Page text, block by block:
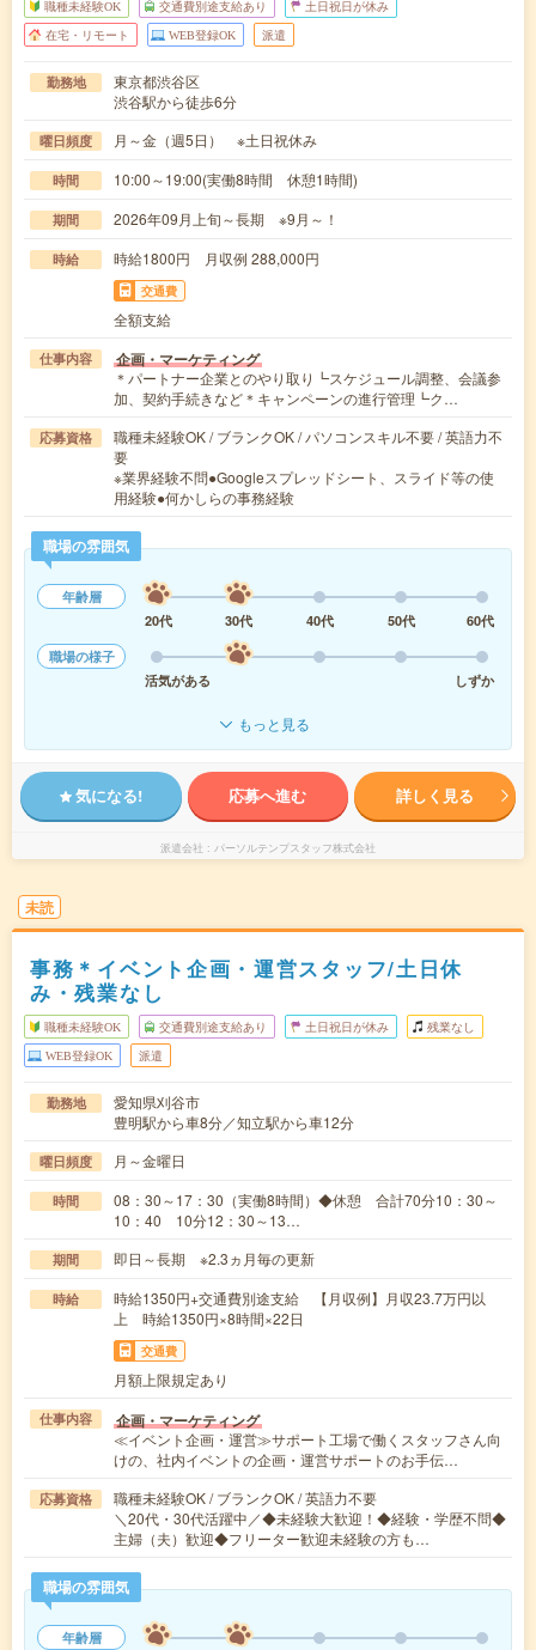
職種未経験OK 交通費別途支給あり 土日祝日が休み
在宅・リモート WEB登録OK 派遣
勤務地
東京都渋谷区
渋谷駅から徒歩6分
曜日頻度 月～金（週5日） ※土日祝休み
時間 10:00～19:00(実働8時間 休憩1時間)
期間 2026年09月上旬～長期 ※9月～！
時給 時給1800円 月収例 288,000円
交通費
全額支給
仕事内容 企画・マーケティング
＊パートナー企業とのやり取り┗スケジュール調整、会議参
加、契約手続きなど＊キャンペーンの進行管理┗ク…
応募資格
職種未経験OK / ブランクOK / パソコンスキル不要 / 英語力不
要
※業界経験不問●Googleスプレッドシート、スライド等の使
用経験●何かしらの事務経験
職場の雰囲気
年齢層
20代
30代 40代 50代
60代
職場の様子
活気がある
しずか
もっと見る
気になる! 応募へ進む 詳しく見る
派遣会社 パーソルテンプスタッフ株式会社
未読
事務＊イベント企画・運営スタッフ/土日休
み・残業なし
職種未経験OK 交通費別途支給あり 土日祝日が休み 残業なし
WEB登録OK 派遣
勤務地
愛知県刈谷市
豊明駅から車8分／知立駅から車12分
曜日頻度 月～金曜日
時間
08：30～17：30（実働8時間）◆休憩 合計70分10：30～
10：40 10分12：30～13…
期間 即日～長期 ※2.3ヵ月毎の更新
時給
時給1350円+交通費別途支給 【月収例】月収23.7万円以
上 時給1350円×8時間×22日
交通費
月額上限規定あり
仕事内容 企画・マーケティング
≪イベント企画・運営≫サポート工場で働くスタッフさん向
けの、社内イベントの企画・運営サポートのお手伝…
応募資格
職種未経験OK / ブランクOK / 英語力不要
＼20代・30代活躍中／◆未経験大歓迎！◆経験・学歴不問◆
主婦（夫）歓迎◆フリーター歓迎未経験の方も…
職場の雰囲気
年齢層